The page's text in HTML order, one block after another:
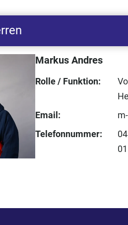
Markus Andres
Rolle / Funktion:
Email:
Telefonnummer: